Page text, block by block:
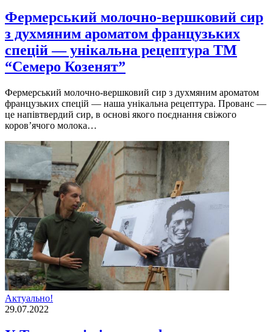
Фермерський молочно-вершковий сир
з духмяним ароматом французьких
спецій — унікальна рецептура ТМ
“Семеро Козенят”
Фермерський молочно-вершковий сир з духмяним ароматом
французьких спецiй — наша унiкальна рецептура. Прованс —
це напiвтвердий сир, в основi якого поєднання свiжого
коров’ячого молока…
Актуально!
29.07.2022